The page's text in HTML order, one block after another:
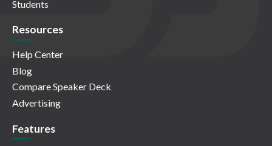
Students
Resources
Help Center
Blog
Compare Speaker Deck
Advertising
Features